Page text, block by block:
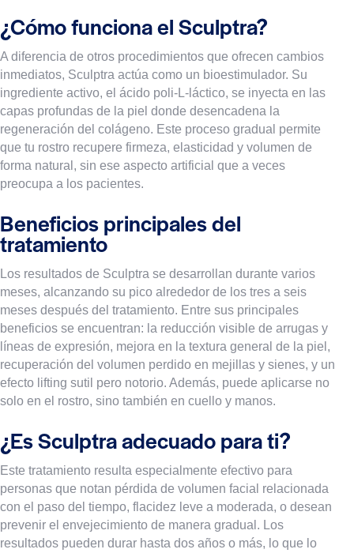
¿Cómo funciona el Sculptra?
A diferencia de otros procedimientos que ofrecen cambios
inmediatos, Sculptra actúa como un bioestimulador. Su
ingrediente activo, el ácido poli-L-láctico, se inyecta en las
capas profundas de la piel donde desencadena la
regeneración del colágeno. Este proceso gradual permite
que tu rostro recupere firmeza, elasticidad y volumen de
forma natural, sin ese aspecto artificial que a veces
preocupa a los pacientes.
Beneficios principales del
tratamiento
Los resultados de Sculptra se desarrollan durante varios
meses, alcanzando su pico alrededor de los tres a seis
meses después del tratamiento. Entre sus principales
beneficios se encuentran: la reducción visible de arrugas y
líneas de expresión, mejora en la textura general de la piel,
recuperación del volumen perdido en mejillas y sienes, y un
efecto lifting sutil pero notorio. Además, puede aplicarse no
solo en el rostro, sino también en cuello y manos.
¿Es Sculptra adecuado para ti?
Este tratamiento resulta especialmente efectivo para
personas que notan pérdida de volumen facial relacionada
con el paso del tiempo, flacidez leve a moderada, o desean
prevenir el envejecimiento de manera gradual. Los
resultados pueden durar hasta dos años o más, lo que lo